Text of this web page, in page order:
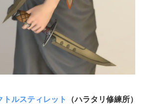
トルスティレット （ハラタリ修練所）